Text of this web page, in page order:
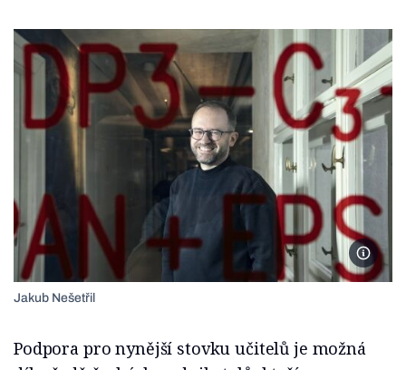
Foto
Jakub Nešetřil
Podpora pro nynější stovku učitelů je možná